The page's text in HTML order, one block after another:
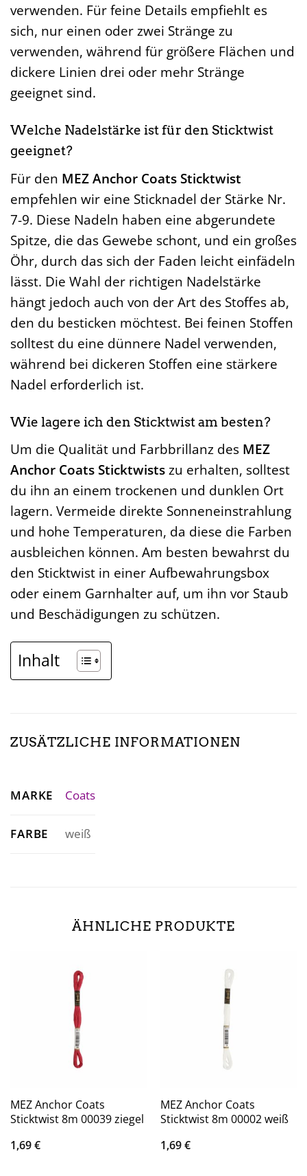
verwenden. Für feine Details empfiehlt es
sich, nur einen oder zwei Stränge zu
verwenden, während für größere Flächen und
dickere Linien drei oder mehr Stränge
geeignet sind.
Welche Nadelstärke ist für den Sticktwist
geeignet?
Für den MEZ Anchor Coats Sticktwist
empfehlen wir eine Sticknadel der Stärke Nr.
7-9. Diese Nadeln haben eine abgerundete
Spitze, die das Gewebe schont, und ein großes
Öhr, durch das sich der Faden leicht einfädeln
lässt. Die Wahl der richtigen Nadelstärke
hängt jedoch auch von der Art des Stoffes ab,
den du besticken möchtest. Bei feinen Stoffen
solltest du eine dünnere Nadel verwenden,
während bei dickeren Stoffen eine stärkere
Nadel erforderlich ist.
Wie lagere ich den Sticktwist am besten?
Um die Qualität und Farbbrillanz des MEZ
Anchor Coats Sticktwistszu erhalten, solltest
du ihn an einem trockenen und dunklen Ort
lagern. Vermeide direkte Sonneneinstrahlung
und hohe Temperaturen, da diese die Farben
ausbleichen können. Am besten bewahrst du
den Sticktwist in einer Aufbewahrungsbox
oder einem Garnhalter auf, um ihn vor Staub
und Beschädigungen zu schützen.
Inhalt
ZUSÄTZLICHE INFORMATIONEN
MARKE Coats
FARBE weiß
ÄHNLICHE PRODUKTE
MEZ Anchor Coats
Sticktwist 8m 00039 ziegel
1,69€
MEZ Anchor Coats
Sticktwist 8m 00002 weiß
1,69€